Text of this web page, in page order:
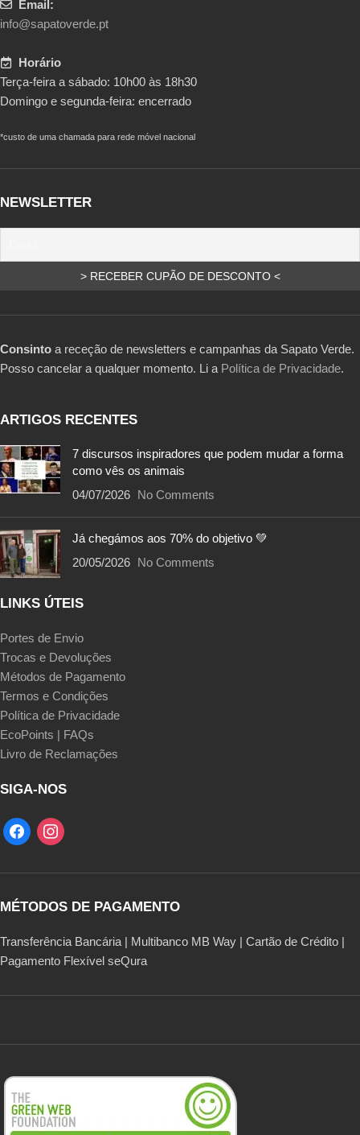
Email:
info@sapatoverde.pt
Horário
Terça-feira a sábado: 10h00 às 18h30
Domingo e segunda-feira: encerrado
*custo de uma chamada para rede móvel nacional
NEWSLETTER
Consinto a receção de newsletters e campanhas da Sapato Verde.
Posso cancelar a qualquer momento. Li a Política de Privacidade.
ARTIGOS RECENTES
7 discursos inspiradores que podem mudar a forma
como vês os animais
04/07/2026 No Comments
Já chegámos aos 70% do objetivo 💚
20/05/2026 No Comments
LINKS ÚTEIS
Portes de Envio
Trocas e Devoluções
Métodos de Pagamento
Termos e Condições
Política de Privacidade
EcoPoints | FAQs
Livro de Reclamações
SIGA-NOS
MÉTODOS DE PAGAMENTO
Transferência Bancária | Multibanco MB Way | Cartão de Crédito |
Pagamento Flexível seQura